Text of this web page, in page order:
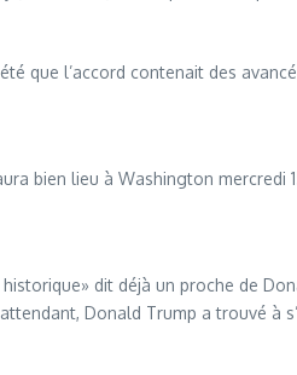
que l’accord contenait des
bien lieu à Washington
historique» dit déjà un proche de
Donald Trump a trouvé à